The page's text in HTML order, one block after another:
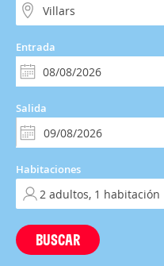
Entrada
Salida
Habitaciones
BUSCAR